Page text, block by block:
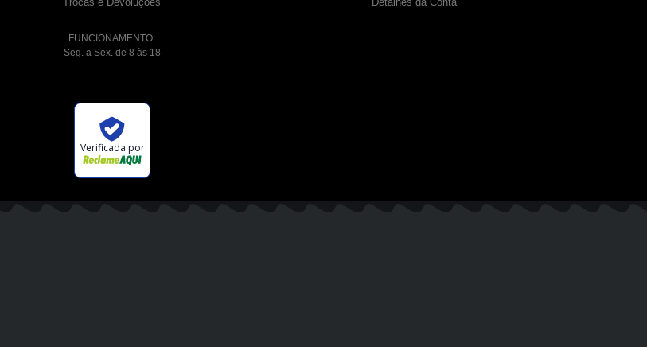
FUNCIONAMENTO:
Seg. a Sex. de 8 às 18
Verificada por